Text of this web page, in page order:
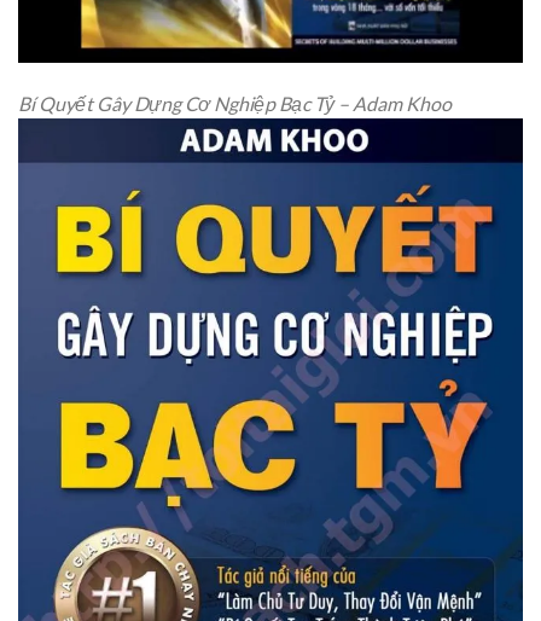
Bí Quyết Gây Dựng Cơ Nghiệp Bạc Tỷ – Adam Khoo